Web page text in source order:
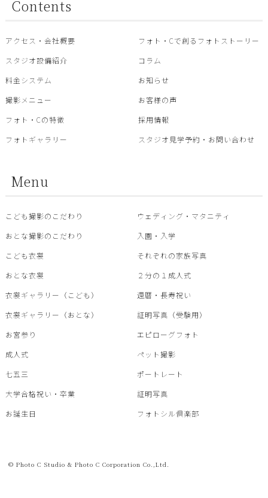
Contents
アクセス・会社概要
スタジオ設備紹介
料金システム
撮影メニュー
フォト・Cの特徴
フォトギャラリー
フォト・Cで創るフォトストーリー
コラム
お知らせ
お客様の声
採用情報
スタジオ見学予約・お問い合わせ
Menu
こども撮影のこだわり
おとな撮影のこだわり
こども衣裳
おとな衣裳
衣裳ギャラリー（こども）
衣裳ギャラリー（おとな）
お宮参り
成人式
七五三
大学合格祝い・卒業
お誕生日
ウェディング・マタニティ
入園・入学
それぞれの家族写真
２分の１成人式
還暦・⾧寿祝い
証明写真（受験用）
エピローグフォト
ペット撮影
ポートレート
証明写真
フォトシル倶楽部
© Photo C Studio & Photo C Corporation Co.,Ltd.